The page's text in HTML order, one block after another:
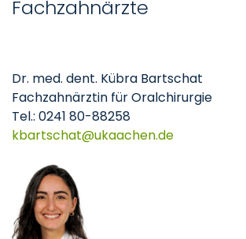
Fachzahnärzte
Dr. med. dent. Kübra Bartschat
Fachzahnärztin für Oralchirurgie
Tel.: 0241 80-88258
kbartschat
ukaachende